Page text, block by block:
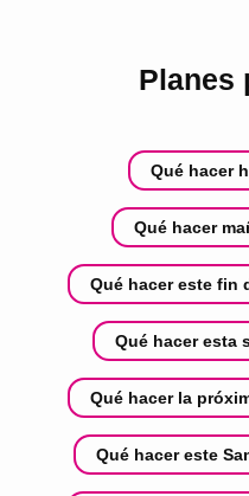
Planes
Qué hacer
Qué hacer
Qué hacer este fin
Qué hacer esta
Qué hacer la
Qué hacer este